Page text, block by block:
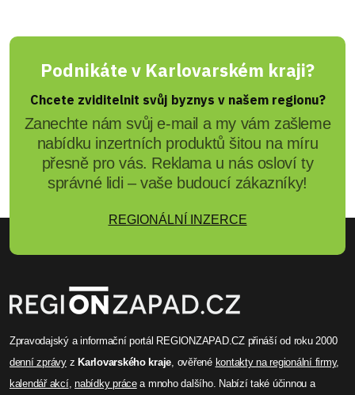
Podnikáte v Karlovarském kraji?
Chcete zviditelnit svůj byznys v našem regionu?
Zanechte nám svůj e-mail a my vám zašleme
nabídku inzertních produktů šitou na míru
přesně pro vás. Reklama u nás osloví ty
správné lidi – vaše budoucí zákazníky!
REGIONÁLNÍ INZERCE
Zpravodajský a informační portál REGIONZAPAD.CZ přináší od roku 2000
denní zprávyz Karlovarského kraje , ověřené kontakty na regionální firmy,
kalendář akcí,nabídky prácea mnoho dalšího. Nabízí také účinnou a